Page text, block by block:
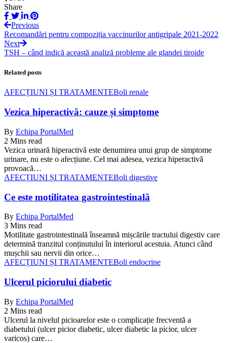
Share
Previous
Recomandări pentru compoziția vaccinurilor antigripale 2021-2022
Next
TSH – când indică această analiză probleme ale glandei tiroide
Related posts
AFECȚIUNI ȘI TRATAMENTEBoli renale
Vezica hiperactivă: cauze și simptome
By Echipa PortalMed
2 Mins read
Vezica urinară hiperactivă este denumirea unui grup de simptome
urinare, nu este o afecțiune. Cel mai adesea, vezica hiperactivă
provoacă…
AFECȚIUNI ȘI TRATAMENTEBoli digestive
Ce este motilitatea gastrointestinală
By Echipa PortalMed
3 Mins read
Motilitate gastrointestinală înseamnă mișcările tractului digestiv care
determină tranzitul conținutului în interiorul acestuia. Atunci când
mușchii sau nervii din orice…
AFECȚIUNI ȘI TRATAMENTEBoli endocrine
Ulcerul piciorului diabetic
By Echipa PortalMed
2 Mins read
Ulcerul la nivelul picioarelor este o complicație frecventă a
diabetului (ulcer picior diabetic, ulcer diabetic la picior, ulcer
varicos) care…